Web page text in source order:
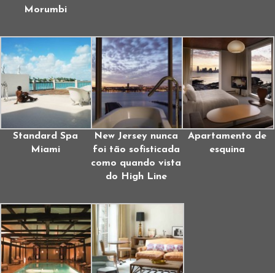
Morumbi
Standard Spa
Miami
New Jersey nunca
foi tão sofisticada
como quando vista
do High Line
Apartamento de
esquina